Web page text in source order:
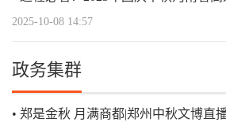
2025-10-08 14:57
政务集群
郑是金秋 月满商都|郑州中秋文博直